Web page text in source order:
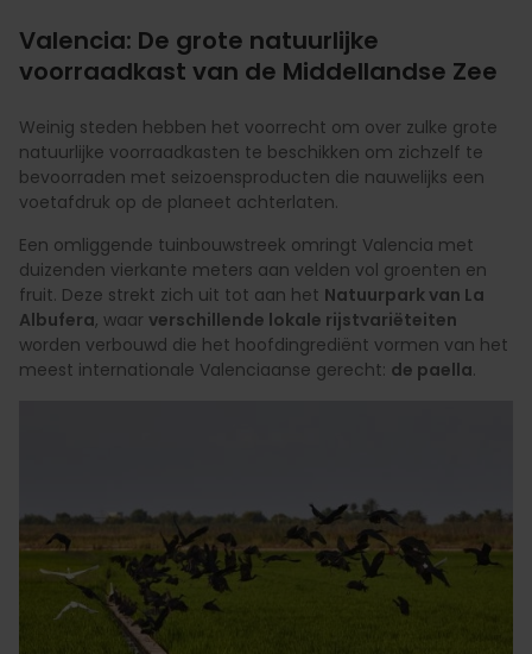
Valencia: De grote natuurlijke
voorraadkast van de Middellandse Zee
Weinig steden hebben het voorrecht om over zulke grote
natuurlijke voorraadkasten te beschikken om zichzelf te
bevoorraden met seizoensproducten die nauwelijks een
voetafdruk op de planeet achterlaten.
Een omliggende tuinbouwstreek omringt Valencia met
duizenden vierkante meters aan velden vol groenten en
fruit. Deze strekt zich uit tot aan het Natuurpark van La
Albufera, waar verschillende lokale rijstvariëteiten
worden verbouwd die het hoofdingrediënt vormen van het
meest internationale Valenciaanse gerecht: de paella.